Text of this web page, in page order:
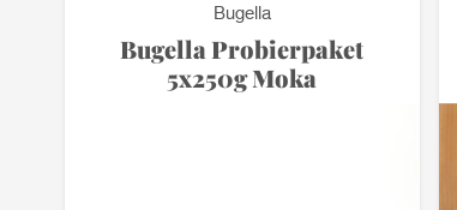
Bugella
Bugella Probierpaket
5x250g Moka